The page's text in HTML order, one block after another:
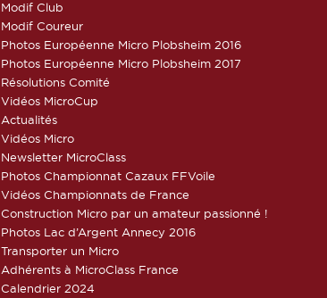
Modif Club
Modif Coureur
Photos Européenne Micro Plobsheim 2016
Photos Européenne Micro Plobsheim 2017
Résolutions Comité
Vidéos MicroCup
Actualités
Vidéos Micro
Newsletter MicroClass
Photos Championnat Cazaux FFVoile
Vidéos Championnats de France
Construction Micro par un amateur passionné !
Photos Lac d’Argent Annecy 2016
Transporter un Micro
Adhérents à MicroClass France
Calendrier 2024